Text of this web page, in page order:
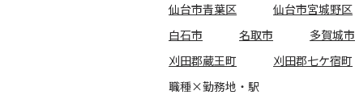
仙台市青葉区
仙台市宮城野区
白石市
名取市 多賀城市
刈田郡蔵王町
刈田郡七ケ宿町
職種×勤務地・駅